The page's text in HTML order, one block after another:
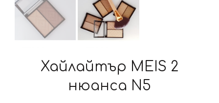
Хайлайтър MEIS 2
нюанса N5